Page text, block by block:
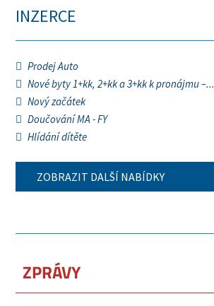
INZERCE
Prodej Auto
Nové byty 1+kk, 2+kk a 3+kk k pronájmu –...
Nový začátek
Doučování MA - FY
Hlídání dítěte
ZOBRAZIT DALŠÍ NABÍDKY
ZPRÁVY